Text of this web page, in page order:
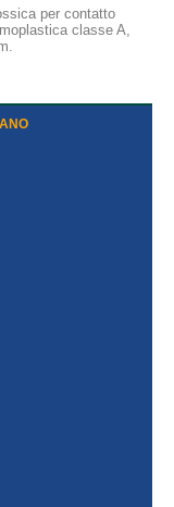
per contatto
classe A,